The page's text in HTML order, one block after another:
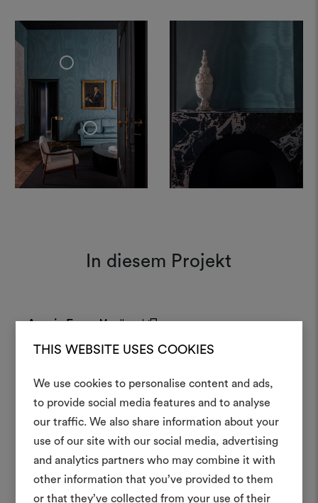
THIS WEBSITE USES COOKIES
We use cookies to personalise content and ads,
to provide social media features and to analyse
our traffic. We also share information about your
use of our site with our social media, advertising
and analytics partners who may combine it with
other information that you’ve provided to them
or that they’ve collected from your use of their
+
In diesem Projekt
Moodboard
Amoir Fou 013
Moodboard
Ein
erstellen
Ein interaktives Tool, mit
Ideen zum Leben
anderen teilen können,